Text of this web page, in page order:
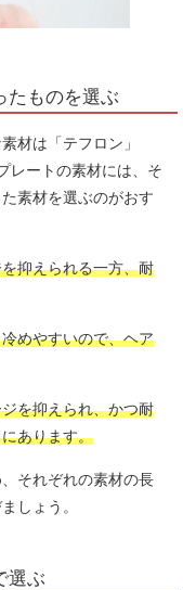
たものを選ぶ
材は「テフロン」
レートの素材には、そ
素材を選ぶのがおす
抑えられる一方、耐
めやすいので、ヘア
を抑えられ、かつ耐
あります。
それぞれの素材の長
しょう。
選ぶ